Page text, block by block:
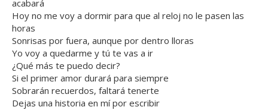
acabará
Hoy no me voy a dormir para que al reloj no le pasen las
horas
Sonrisas por fuera, aunque por dentro lloras
Yo voy a quedarme y tú te vas a ir
¿Qué más te puedo decir?
Si el primer amor durará para siempre
Sobrarán recuerdos, faltará tenerte
Dejas una historia en mí por escribir